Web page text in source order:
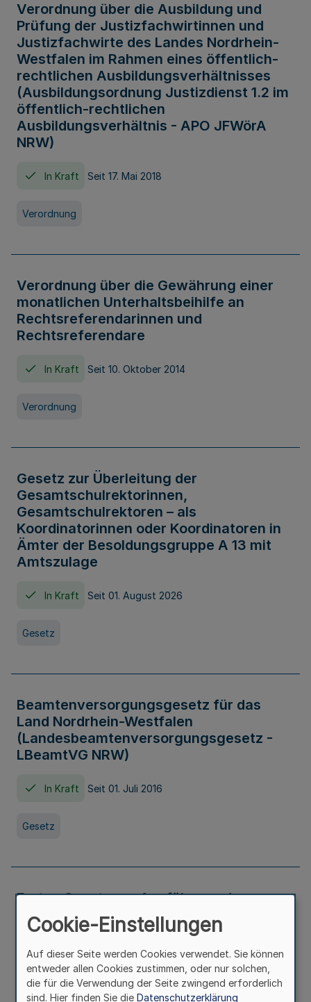
Verordnung über die Ausbildung und
Prüfung der Justizfachwirtinnen und
Justizfachwirte des Landes Nordrhein-
Westfalen im Rahmen eines öffentlich-
rechtlichen Ausbildungsverhältnisses
(Ausbildungsordnung Justizdienst 1.2 im
öffentlich-rechtlichen
Ausbildungsverhältnis - APO JFWörA
NRW)
In Kraft Seit 17. Mai 2018
Verordnung
Verordnung über die Gewährung einer
monatlichen Unterhaltsbeihilfe an
Rechtsreferendarinnen und
Rechtsreferendare
In Kraft Seit 10. Oktober 2014
Verordnung
Gesetz zur Überleitung der
Gesamtschulrektorinnen,
Gesamtschulrektoren – als
Koordinatorinnen oder Koordinatoren in
Ämter der Besoldungsgruppe A 13 mit
Amtszulage
In Kraft Seit 01. August 2026
Gesetz
Beamtenversorgungsgesetz für das
Land Nordrhein-Westfalen
(Landesbeamtenversorgungsgesetz -
LBeamtVG NRW)
In Kraft Seit 01. Juli 2016
Gesetz
Erstes Gesetz zur Ausführung des
Kinder- und Jugendhilfegesetzes - AG -
KJHG -
In Kraft Seit 01. Januar 1991
Cookie-Einstellungen
Auf dieser Seite werden Cookies verwendet. Sie können
entweder allen Cookies zustimmen, oder nur solchen,
die für die Verwendung der Seite zwingend erforderlich
sind. Hier finden Sie die Datenschutzerklärung